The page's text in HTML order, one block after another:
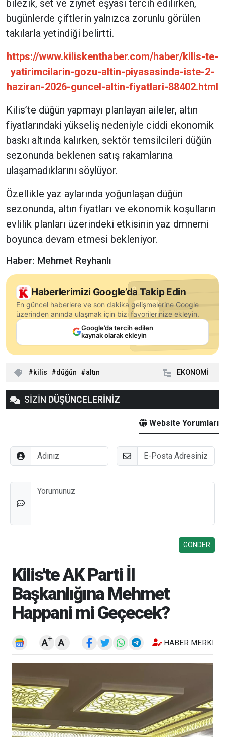
bilezik, set ve ziynet eşyası tercih edilirken,
bugünlerde çiftlerin yalnızca zorunlu görülen
takılarla yetindiği belirtti.
https://www.kiliskenthaber.com/haber/kilis-te-
yatirimcilarin-gozu-altin-piyasasinda-iste-2-
haziran-2026-guncel-altin-fiyatlari-88402.html
Kilis’te düğün yapmayı planlayan aileler, altın
fiyatlarındaki yükseliş nedeniyle ciddi ekonomik
baskı altında kalırken, sektör temsilcileri düğün
sezonunda beklenen satış rakamlarına
ulaşamadıklarını söylüyor.
Özellikle yaz aylarında yoğunlaşan düğün
sezonunda, altın fiyatları ve ekonomik koşulların
evlilik planları üzerindeki etkisinin yaz dmnemi
boyunca devam etmesi bekleniyor.
Haber: Mehmet Reyhanlı
Haberlerimizi Google’da Takip Edin
En güncel haberlere ve son dakika gelişmelerine Google
üzerinden anında ulaşmak için bizi favorilerinize ekleyin.
Google’da tercih edilen
kaynak olarak ekleyin
kilis düğün altın EKONOMİ
SİZİN DÜŞÜNCELERİNİZ
Website Yorumları
Adınız E-Posta
Düşünceleriniz
Kilis'te AK Parti İl
Başkanlığına Mehmet
Happani mi Geçecek?
A+ A- HABER MERKEZI